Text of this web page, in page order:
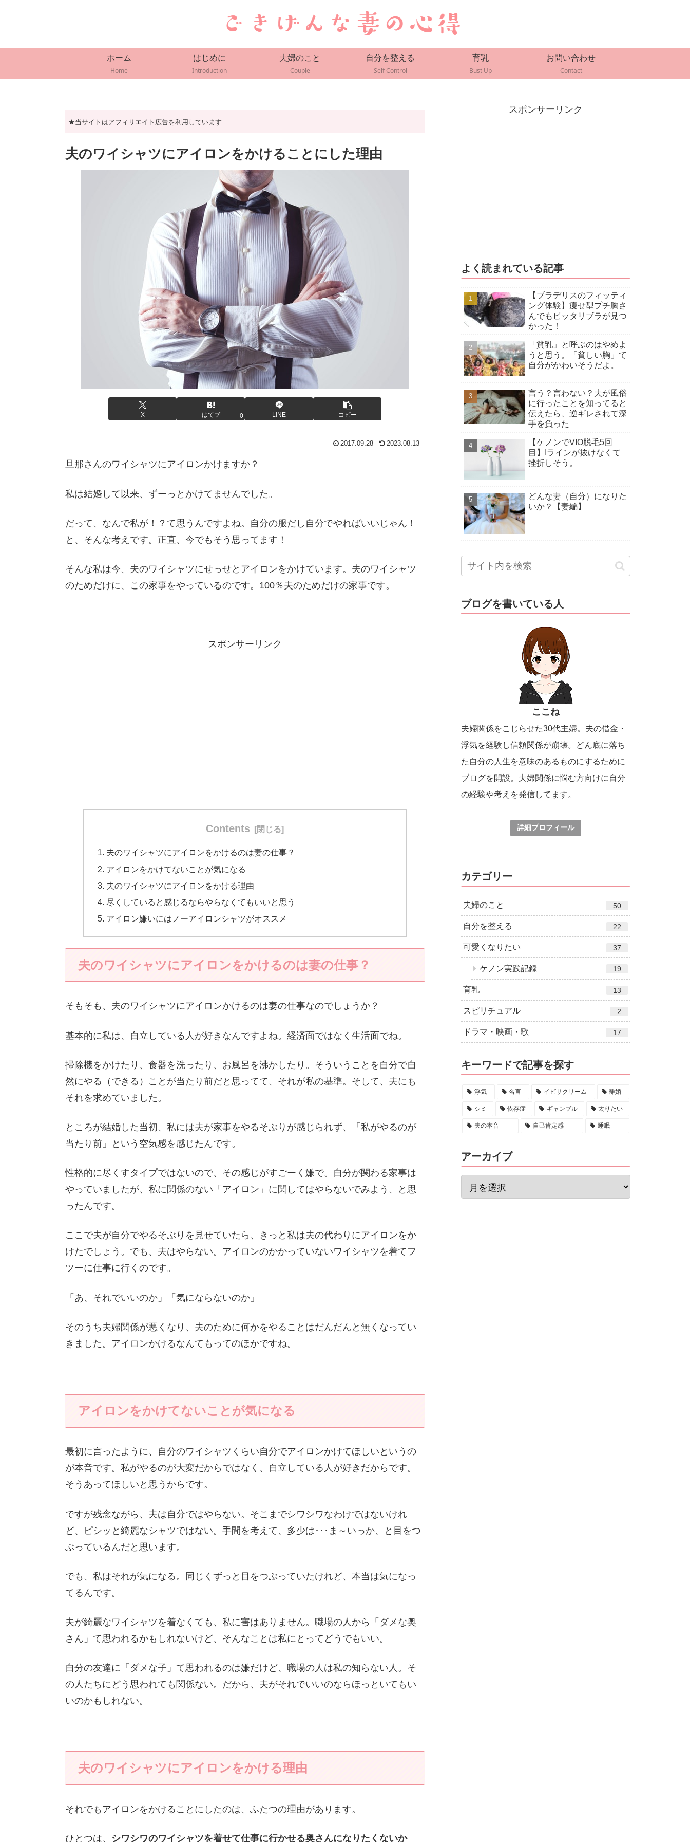
ホーム
Home
はじめに
Introduction
夫婦のこと
Couple
自分を整える
Self Control
育乳
Bust Up
お問い合わせ
Contact
★当サイトはアフィリエイト広告を利用しています
夫のワイシャツにアイロンをかけることにした理由
X はてブ 0 LINE コピー
2017.09.28 2023.08.13
旦那さんのワイシャツにアイロンかけますか？
私は結婚して以来、ずーっとかけてませんでした。
だって、なんで私が！？て思うんですよね。自分の服だし自分でやればいいじゃん！
と、そんな考えです。正直、今でもそう思ってます！
そんな私は今、夫のワイシャツにせっせとアイロンをかけています。夫のワイシャツ
のためだけに、この家事をやっているのです。100％夫のためだけの家事です。
スポンサーリンク
Contents
夫のワイシャツにアイロンをかけるのは妻の仕事？
アイロンをかけてないことが気になる
夫のワイシャツにアイロンをかける理由
尽くしていると感じるならやらなくてもいいと思う
アイロン嫌いにはノーアイロンシャツがオススメ
夫のワイシャツにアイロンをかけるのは妻の仕事？
そもそも、夫のワイシャツにアイロンかけるのは妻の仕事なのでしょうか？
基本的に私は、自立している人が好きなんですよね。経済面ではなく生活面でね。
掃除機をかけたり、食器を洗ったり、お風呂を沸かしたり。そういうことを自分で自
然にやる（できる）ことが当たり前だと思ってて、それが私の基準。そして、夫にも
それを求めていました。
ところが結婚した当初、私には夫が家事をやるそぶりが感じられず、「私がやるのが
当たり前」という空気感を感じたんです。
性格的に尽くすタイプではないので、その感じがすごーく嫌で。自分が関わる家事は
やっていましたが、私に関係のない「アイロン」に関してはやらないでみよう、と思
ったんです。
ここで夫が自分でやるそぶりを見せていたら、きっと私は夫の代わりにアイロンをか
けたでしょう。でも、夫はやらない。アイロンのかかっていないワイシャツを着てフ
ツーに仕事に行くのです。
「あ、それでいいのか」「気にならないのか」
そのうち夫婦関係が悪くなり、夫のために何かをやることはだんだんと無くなってい
きました。アイロンかけるなんてもってのほかですね。
アイロンをかけてないことが気になる
最初に言ったように、自分のワイシャツくらい自分でアイロンかけてほしいというの
が本音です。私がやるのが大変だからではなく、自立している人が好きだからです。
そうあってほしいと思うからです。
ですが残念ながら、夫は自分ではやらない。そこまでシワシワなわけではないけれ
ど、ピシッと綺麗なシャツではない。手間を考えて、多少は･･･ま～いっか、と目をつ
ぶっているんだと思います。
でも、私はそれが気になる。同じくずっと目をつぶっていたけれど、本当は気になっ
てるんです。
夫が綺麗なワイシャツを着なくても、私に害はありません。職場の人から「ダメな奥
さん」て思われるかもしれないけど、そんなことは私にとってどうでもいい。
自分の友達に「ダメな子」て思われるのは嫌だけど、職場の人は私の知らない人。そ
の人たちにどう思われても関係ない。だから、夫がそれでいいのならほっといてもい
いのかもしれない。
夫のワイシャツにアイロンをかける理由
それでもアイロンをかけることにしたのは、ふたつの理由があります。
ひとつは、 シワシワのワイシャツを着せて仕事に行かせる奥さんになりたくないか
スポンサーリンク
よく読まれている記事
【ブラデリスのフィッティ
ング体験】痩せ型プチ胸さ
んでもピッタリブラが見つ
かった！
「貧乳」と呼ぶのはやめよ
うと思う。「貧しい胸」て
自分がかわいそうだよ。
言う？言わない？夫が風俗
に行ったことを知ってると
伝えたら、逆ギレされて深
手を負った
【ケノンでVIO脱毛5回
目】Iラインが抜けなくて
挫折しそう。
どんな妻（自分）になりた
いか？【妻編】
ブログを書いている人
ここね
夫婦関係をこじらせた30代主婦。夫の借金・
浮気を経験し信頼関係が崩壊。どん底に落ち
た自分の人生を意味のあるものにするために
ブログを開設。夫婦関係に悩む方向けに自分
の経験や考えを発信してます。
詳細プロフィール
カテゴリー
夫婦のこと 50
自分を整える 22
可愛くなりたい 37
ケノン実践記録 19
育乳 13
スピリチュアル 2
ドラマ・映画・歌 17
キーワードで記事を探す
浮気 名言 イビサクリーム 離婚
シミ 依存症 ギャンブル 太りたい
夫の本音 自己肯定感 睡眠
アーカイブ